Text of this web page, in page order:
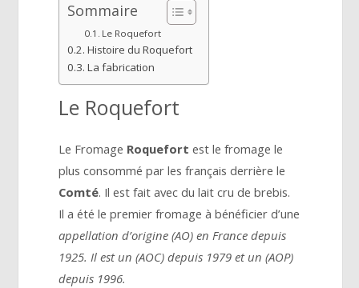
Sommaire
Le Roquefort
Histoire du Roquefort
La fabrication
Le Roquefort
Le Fromage Roquefort est le fromage le
plus consommé par les français derrière le
Comté. Il est fait avec du lait cru de brebis.
Il a été le premier fromage à bénéficier d’une
appellation d’origine (AO) en France depuis
1925. Il est un (AOC) depuis 1979 et un (AOP)
depuis 1996.